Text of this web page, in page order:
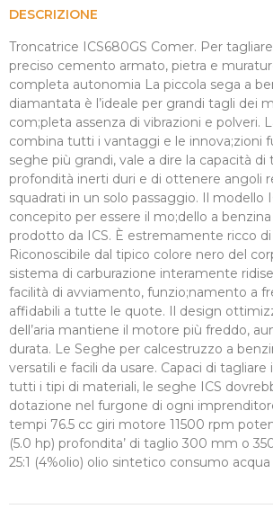
DESCRIZIONE
Troncatrice ICS680GS Comer. Per
preciso cemento armato, pietra e
completa autonomia La piccola sega a
diamantata è l’ideale per grandi tagli dei
com;pleta assenza di vibrazioni e polveri.
combina tutti i vantaggi e le innova;zioni
seghe più grandi, vale a dire la capacità di
profondità inerti duri e di ottenere angoli
squadrati in un solo passaggio. Il modello
concepito per essere il mo;dello a
prodotto da ICS. È estremamente ricco di
Riconoscibile dal tipico colore nero del
sistema di carburazione interamente
facilità di avviamento, funzio;namento a
affidabili a tutte le quote. Il design
dell’aria mantiene il motore più freddo,
durata. Le Seghe per calcestruzzo a
versatili e facili da usare. Capaci di
tutti i tipi di materiali, le seghe ICS
dotazione nel furgone di ogni
tempi 76.5 cc giri motore 11500 rpm
(5.0 hp) profondita’ di taglio 300 mm o
25:1 (4%olio) olio sintetico consumo